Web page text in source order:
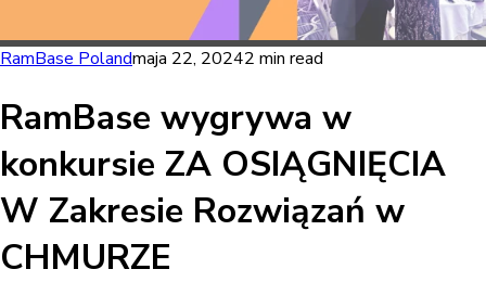
RamBase Polandmaja 22, 20242 min read
RamBase wygrywa w
konkursie ZA OSIĄGNIĘCIA
W Zakresie Rozwiązań w
CHMURZE